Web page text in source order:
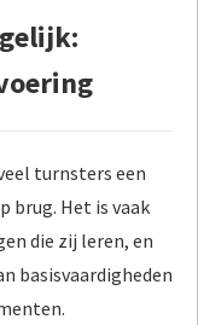
turnsters een
brug. Het is vaak
die zij leren, en
basisvaardigheden